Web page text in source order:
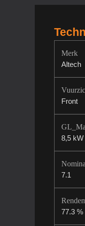
Merk
Altech
Front
8,5 kW
7.1
77.3 %